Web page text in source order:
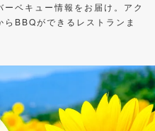
ベキュー情報をお届け。アク
BBQができるレストランま